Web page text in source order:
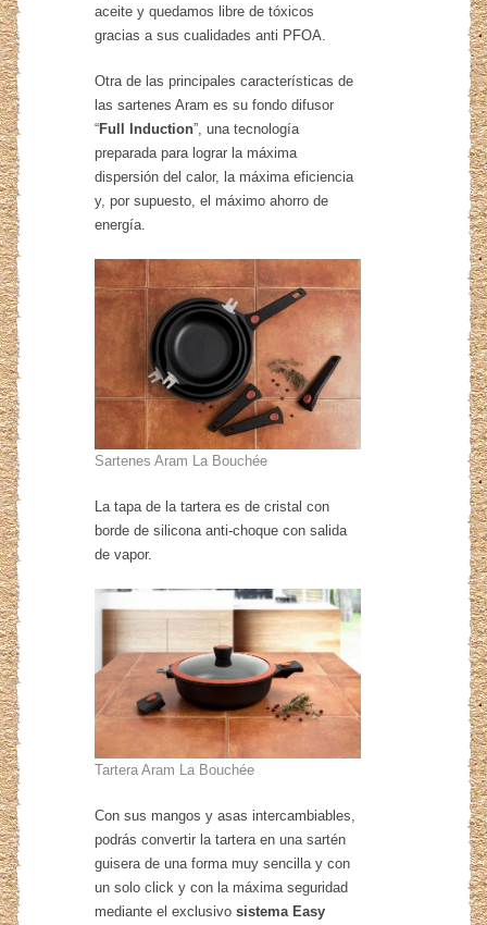
aceite y quedamos libre de tóxicos
gracias a sus cualidades anti PFOA.
Otra de las principales características de
las sartenes Aram es su fondo difusor
“Full Induction”, una tecnología
preparada para lograr la máxima
dispersión del calor, la máxima eficiencia
y, por supuesto, el máximo ahorro de
energía.
Sartenes Aram La Bouchée
La tapa de la tartera es de cristal con
borde de silicona anti-choque con salida
de vapor.
Tartera Aram La Bouchée
Con sus mangos y asas intercambiables,
podrás convertir la tartera en una sartén
guisera de una forma muy sencilla y con
un solo click y con la máxima seguridad
mediante el exclusivosistema Easy